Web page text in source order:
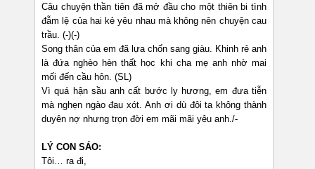
Câu chuyện thần tiên đã mở đầu cho một thiên bi tình
đẫm lệ của hai kẻ yêu nhau mà không nên chuyện cau
trầu. (-)(-)
Song thân của em đã lựa chốn sang giàu. Khinh rẻ anh
là đứa nghèo hèn thất học khi cha mẹ anh nhờ mai
mối đến cầu hôn. (SL)
Vì quá hận sầu anh cất bước ly hương, em đưa tiễn
mà nghẹn ngào đau xót. Anh ơi dù đôi ta không thành
duyên nợ nhưng trọn đời em mãi mãi yêu anh./-
LÝ CON SÁO:
Tôi… ra đi,